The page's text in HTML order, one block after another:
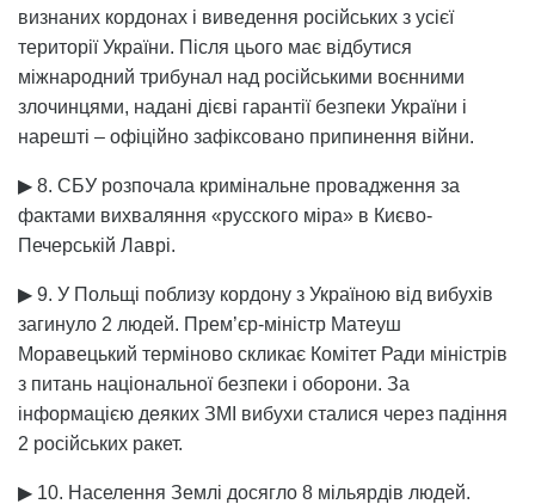
визнаних кордонах і виведення російських з усієї
території України. Після цього має відбутися
міжнародний трибунал над російськими воєнними
злочинцями, надані дієві гарантії безпеки України і
нарешті – офіційно зафіксовано припинення війни.
▶ 8. СБУ розпочала кримінальне провадження за
фактами вихваляння «русского міра» в Києво-
Печерській Лаврі.
▶ 9. У Польщі поблизу кордону з Україною від вибухів
загинуло 2 людей. Прем’єр-міністр Матеуш
Моравецький терміново скликає Комітет Ради міністрів
з питань національної безпеки і оборони. За
інформацією деяких ЗМІ вибухи сталися через падіння
2 російських ракет.
▶ 10. Населення Землі досягло 8 мільярдів людей.